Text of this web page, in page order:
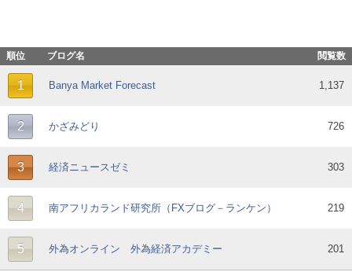
順位 ブログ名 閲覧数
1 Banya Market Forecast 1,137
2 かざみどり 726
3 経済ニュースゼミ 303
4 南アフリカランド研究所（FXブログ－ランケン） 219
5 外為オンライン 外為経済アカデミー 201